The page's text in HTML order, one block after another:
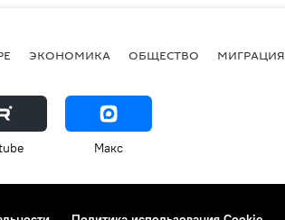
ЭКОНОМИКА ОБЩЕСТВО МИГРАЦИЯ
Макс